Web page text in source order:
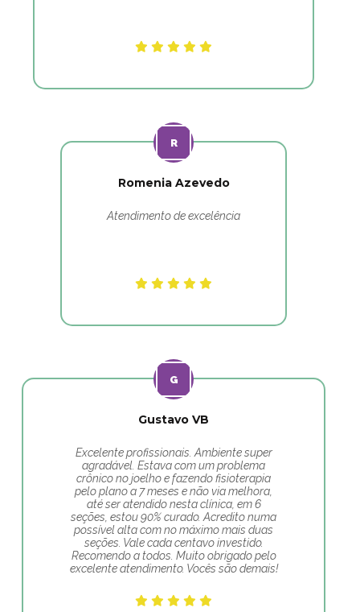
Romenia Azevedo
Atendimento de excelência
Gustavo VB
Excelente profissionais. Ambiente super
agradável. Estava com um problema
crônico no joelho e fazendo fisioterapia
pelo plano a 7 meses e não via melhora,
até ser atendido nesta clínica, em 6
seções, estou 90% curado. Acredito numa
possível alta com no máximo mais duas
seções. Vale cada centavo investido.
Recomendo a todos. Muito obrigado pelo
excelente atendimento. Vocês são demais!